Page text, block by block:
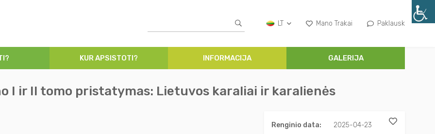
LT Mano Trakai Paklausk
KUR APSISTOTI? INFORMACIJA GALERIJA
I ir II tomo pristatymas: Lietuvos karaliai ir karalienės
Renginio data:
2025-04-23